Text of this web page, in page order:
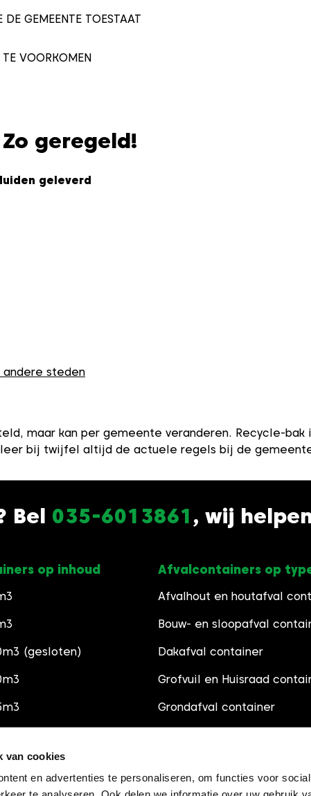
van cookies
en advertenties te personaliseren, om functies voor
GEMEENTE TOESTAAT
VOORKOMEN
geregeld!
geleverd
andere steden
maar kan per gemeente veranderen. Recycle-
bij twijfel altijd de actuele regels bij de
Bel 035-6013861, wij
op inhoud
(gesloten)
Afvalcontainers op
Afvalhout en houtafval
Bouw- en sloopafval
Dakafval container
Grofvuil en Huisraad
Grondafval container
Grindsoorten